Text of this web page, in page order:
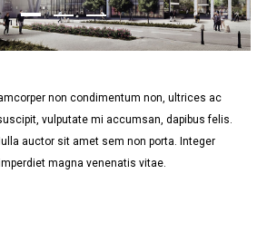
non condimentum non, ultrices ac
vulputate mi accumsan, dapibus felis.
auctor sit amet sem non porta. Integer
magna venenatis vitae.